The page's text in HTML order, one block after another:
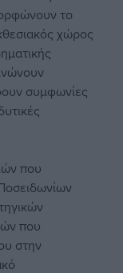
το
χώρος
συμφωνίες
που
που
στην